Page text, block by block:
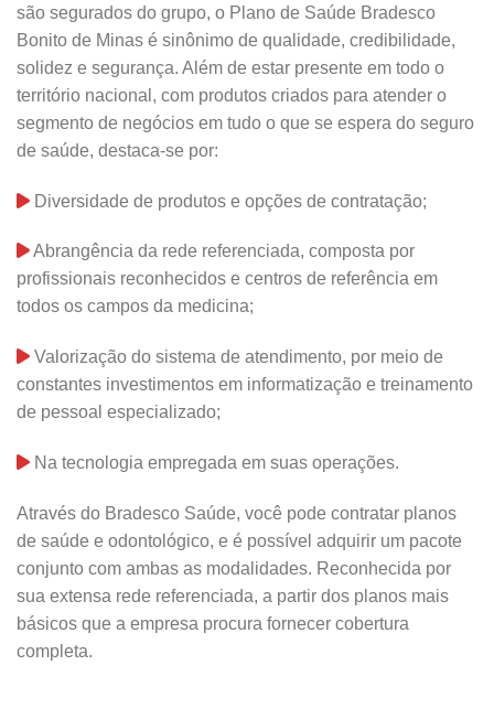
são segurados do grupo, o Plano de Saúde Bradesco
Bonito de Minas é sinônimo de qualidade, credibilidade,
solidez e segurança. Além de estar presente em todo o
território nacional, com produtos criados para atender o
segmento de negócios em tudo o que se espera do seguro
de saúde, destaca-se por:
Diversidade de produtos e opções de contratação;
Abrangência da rede referenciada, composta por
profissionais reconhecidos e centros de referência em
todos os campos da medicina;
Valorização do sistema de atendimento, por meio de
constantes investimentos em informatização e treinamento
de pessoal especializado;
Na tecnologia empregada em suas operações.
Através do Bradesco Saúde, você pode contratar planos
de saúde e odontológico, e é possível adquirir um pacote
conjunto com ambas as modalidades. Reconhecida por
sua extensa rede referenciada, a partir dos planos mais
básicos que a empresa procura fornecer cobertura
completa.